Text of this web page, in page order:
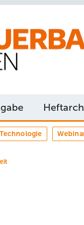
Technologie